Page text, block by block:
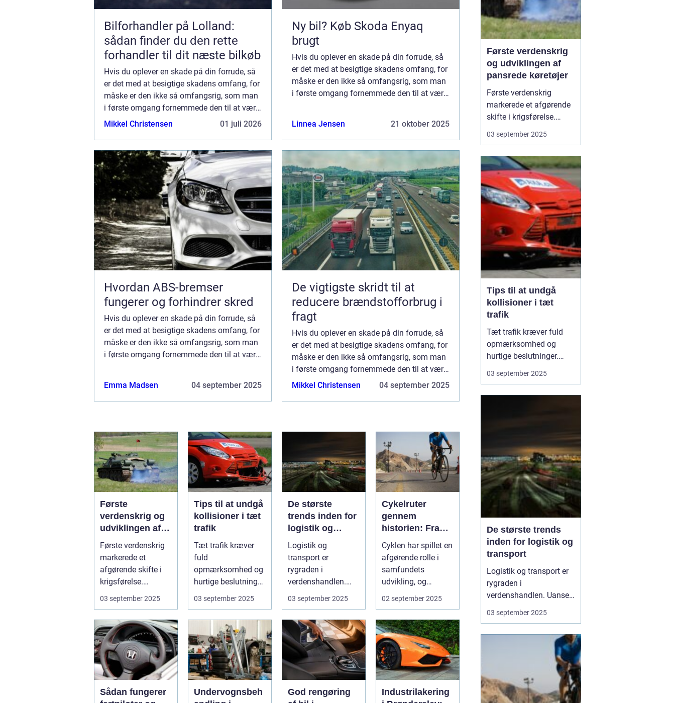
Bilforhandler på Lolland:
sådan finder du den rette
forhandler til dit næste bilkøb
Hvis du oplever en skade på din forrude, så
er det med at besigtige skadens omfang, for
måske er den ikke så omfangsrig, som man
i første omgang fornemmede den til at være.
De fleste skader på frontruderne s...
Mikkel Christensen 01 juli 2026
Ny bil? Køb Skoda Enyaq
brugt
Hvis du oplever en skade på din forrude, så
er det med at besigtige skadens omfang, for
måske er den ikke så omfangsrig, som man
i første omgang fornemmede den til at være.
Linnea Jensen
21 oktober 2025
Hvordan ABS-bremser
fungerer og forhindrer skred
Hvis du oplever en skade på din forrude, så
er det med at besigtige skadens omfang, for
måske er den ikke så omfangsrig, som man
i første omgang fornemmede den til at være.
Emma Madsen
04 september 2025
De vigtigste skridt til at
reducere brændstofforbrug i
fragt
Hvis du oplever en skade på din forrude, så
er det med at besigtige skadens omfang, for
måske er den ikke så omfangsrig, som man
i første omgang fornemmede den til at være.
De fleste skader på frontruderne s...
Mikkel Christensen 04 september 2025
Første
verdenskrig og
udviklingen af
pansrede
køretøjer
Første verdenskrig
markerede et
afgørende skifte i
krigsførelse.
Industrialiser...
03 september 2025
Tips til at undgå
kollisioner i tæt
trafik
Tæt trafik kræver
fuld
opmærksomhed og
hurtige beslutninger.
Små fejl kan hu...
03 september 2025
De største
trends inden for
logistik og
transport
Logistik og
transport er
rygraden i
verdenshandlen.
Uanset om vi taler
dagligvarer til
supermarkedet...
03 september 2025
Cykelruter
gennem
historien: Fra
transport til
fritid
Cyklen har spillet en
afgørende rolle i
samfundets
udvikling, og
cykelruter fortæller
02 september 2025
Sådan fungerer
Undervognsbeh
God rengøring
Industrilakering
Første verdenskrig
og udviklingen af
pansrede køretøjer
Første verdenskrig
markerede et afgørende
skifte i krigsførelse.
Industrialiseringen
havde allerede ændret
organiseret på, men
krigen i 1914-1918 blev
den første, hvor
pansrede k&os...
03 september 2025
Tips til at undgå
kollisioner i tæt
trafik
Tæt trafik kræver fuld
opmærksomhed og
hurtige beslutninger.
Små fejl kan hurtigt føre
til sammenstød, og
03 september 2025
De største trends
inden for logistik og
transport
Logistik og transport er
rygraden i
verdenshandlen. Uanset
om vi taler dagligvarer til
supermarkedet,
transporten fungerer
effektivt. I de senere &a...
03 september 2025